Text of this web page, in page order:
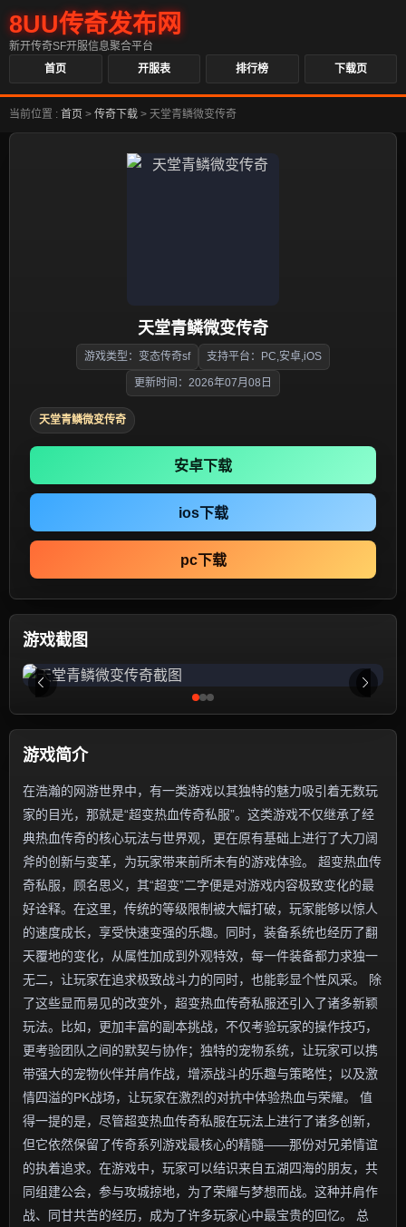
8UU传奇发布网
新开传奇SF开服信息聚合平台
首页
开服表 排行榜 下载页
当前位置 : 首页 > 传奇下载 > 天堂青鳞微变传奇
天堂青鳞微变传奇
游戏类型：变态传奇sf 支持平台：PC,安卓,iOS
更新时间：2026年07月08日
天堂青鳞微变传奇
安卓下载
ios下载
pc下载
游戏截图
游戏简介
在浩瀚的网游世界中，有一类游戏以其独特的魅力吸引着无数玩
家的目光，那就是“超变热血传奇私服”。这类游戏不仅继承了经
典热血传奇的核心玩法与世界观，更在原有基础上进行了大刀阔
斧的创新与变革，为玩家带来前所未有的游戏体验。 超变热血传
奇私服，顾名思义，其“超变”二字便是对游戏内容极致变化的最
好诠释。在这里，传统的等级限制被大幅打破，玩家能够以惊人
的速度成长，享受快速变强的乐趣。同时，装备系统也经历了翻
天覆地的变化，从属性加成到外观特效，每一件装备都力求独一
无二，让玩家在追求极致战斗力的同时，也能彰显个性风采。 除
了这些显而易见的改变外，超变热血传奇私服还引入了诸多新颖
玩法。比如，更加丰富的副本挑战，不仅考验玩家的操作技巧，
更考验团队之间的默契与协作；独特的宠物系统，让玩家可以携
带强大的宠物伙伴并肩作战，增添战斗的乐趣与策略性；以及激
情四溢的PK战场，让玩家在激烈的对抗中体验热血与荣耀。 值
得一提的是，尽管超变热血传奇私服在玩法上进行了诸多创新，
但它依然保留了传奇系列游戏最核心的精髓——那份对兄弟情谊
的执着追求。在游戏中，玩家可以结识来自五湖四海的朋友，共
同组建公会，参与攻城掠地，为了荣耀与梦想而战。这种并肩作
战、同甘共苦的经历，成为了许多玩家心中最宝贵的回忆。 总